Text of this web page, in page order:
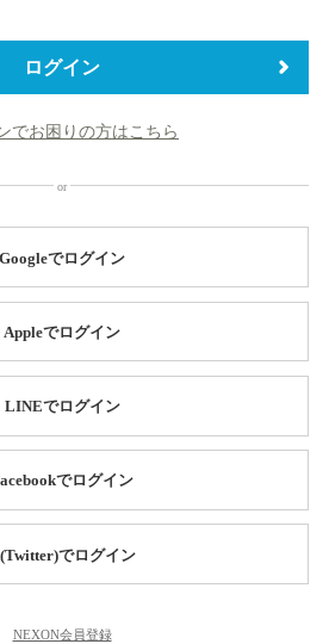
替
ログイン
でお困りの方はこちら
Googleでログイン
Appleでログイン
LINEでログイン
でログイン
でログイン
NEXON会員登録